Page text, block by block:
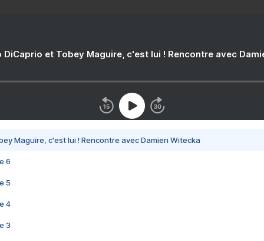
DiCaprio et Tobey Maguire, c'est lui ! Rencontre avec
Maguire, c'est lui ! Rencontre avec Damien Witecka
6
5
4
3